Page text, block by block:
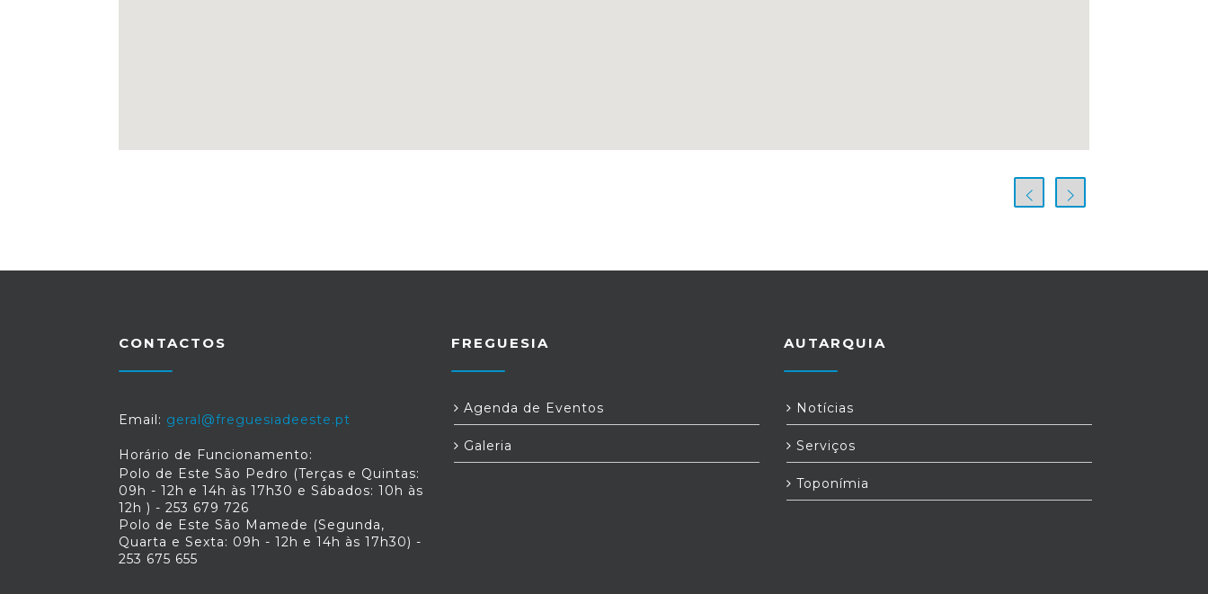
CONTACTOS
Email: geral@freguesiadeeste.pt
Horário de Funcionamento:
Polo de Este São Pedro (Terças e Quintas:
09h - 12h e 14h às 17h30 e Sábados: 10h às
12h ) - 253 679 726
Polo de Este São Mamede (Segunda,
Quarta e Sexta: 09h - 12h e 14h às 17h30) -
253 675 655
FREGUESIA
Agenda de Eventos
Galeria
AUTARQUIA
Notícias
Serviços
Toponímia